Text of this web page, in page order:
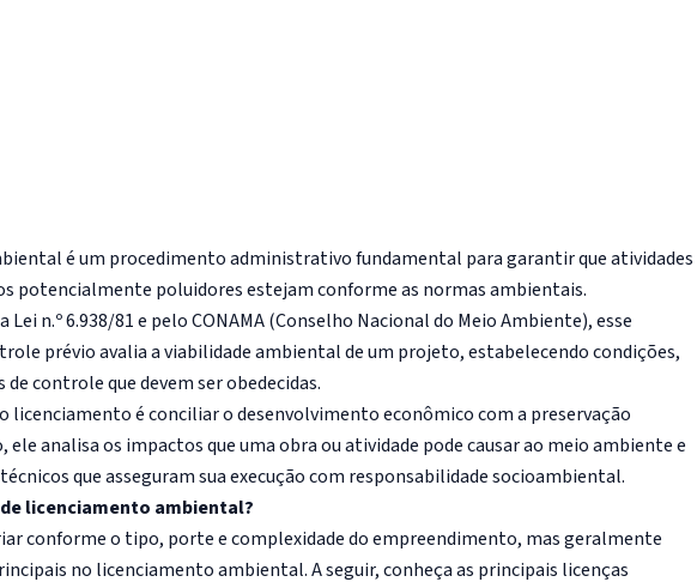
é um procedimento administrativo fundamental para garantir que atividades
potencialmente poluidores estejam conforme as normas ambientais.
Lei n.º 6.938/81e pelo CONAMA (Conselho Nacional do Meio Ambiente), esse
prévio avalia a viabilidade ambiental de um projeto, estabelecendo condições,
controle que devem ser obedecidas.
licenciamento é conciliar o desenvolvimento econômico com a preservação
ele analisa os impactos que uma obra ou atividade pode causar ao meio ambiente e
que asseguram sua execução com responsabilidade socioambiental.
licenciamento ambiental?
conforme o tipo, porte e complexidade do empreendimento, mas geralmente
no licenciamento ambiental. A seguir, conheça as principais licenças